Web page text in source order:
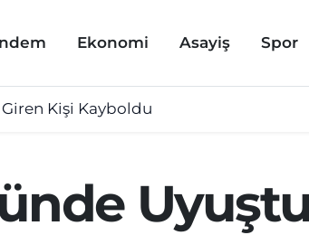
Ekonomi Asayiş Spor
Giren Kişi Kayboldu